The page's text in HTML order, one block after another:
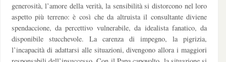
generosità, l’amore della verità, la sensibilità si distorcono nel loro
aspetto più terreno: è così che da altruista il consultante diviene
spendaccione, da percettivo vulnerabile, da idealista fanatico, da
disponibile stucchevole. La carenza di impegno, la pigrizia,
l’incapacità di adattarsi alle situazioni, divengono allora i maggiori